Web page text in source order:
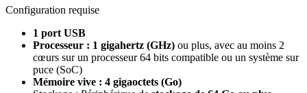
Configuration requise
1 port USB
Processeur : 1 gigahertz (GHz) ou plus, avec au moins 2
cœurs sur un processeur 64 bits compatible ou un système sur
puce (SoC)
Mémoire vive : 4 gigaoctets (Go)